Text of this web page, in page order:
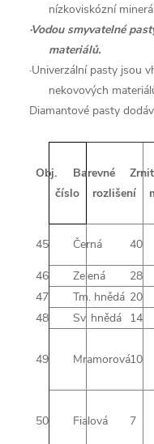
nízkoviskózní
·Vodou smyvatelné
materiálů.
·Univerzální pasty jsou
nekovových
Diamantové pasty
Obj.
číslo
Barevné
rozlišení
45
Černá 40
46 Zelená 28
47
Tm. hnědá 20
48
Sv. hnědá 14
49 Mramorová10
50 Fialová 7